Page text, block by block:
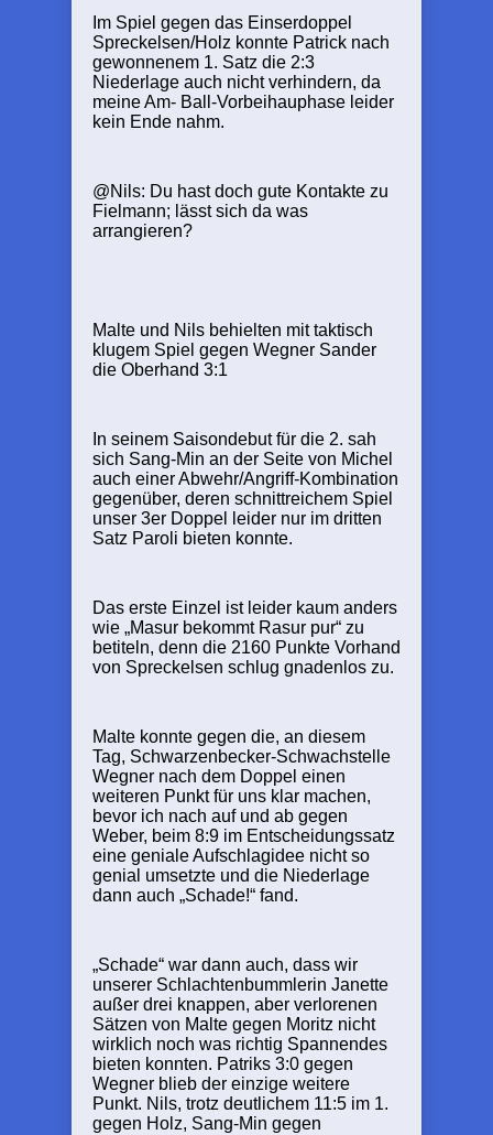
Im Spiel gegen das Einserdoppel
Spreckelsen/Holz konnte Patrick nach
gewonnenem 1. Satz die 2:3
Niederlage auch nicht verhindern, da
meine Am- Ball-Vorbeihauphase leider
kein Ende nahm.
@Nils: Du hast doch gute Kontakte zu
Fielmann; lässt sich da was
arrangieren?
Malte und Nils behielten mit taktisch
klugem Spiel gegen Wegner Sander
die Oberhand 3:1
In seinem Saisondebut für die 2. sah
sich Sang-Min an der Seite von Michel
auch einer Abwehr/Angriff-Kombination
gegenüber, deren schnittreichem Spiel
unser 3er Doppel leider nur im dritten
Satz Paroli bieten konnte.
Das erste Einzel ist leider kaum anders
wie „Masur bekommt Rasur pur“ zu
betiteln, denn die 2160 Punkte Vorhand
von Spreckelsen schlug gnadenlos zu.
Malte konnte gegen die, an diesem
Tag, Schwarzenbecker-Schwachstelle
Wegner nach dem Doppel einen
weiteren Punkt für uns klar machen,
bevor ich nach auf und ab gegen
Weber, beim 8:9 im Entscheidungssatz
eine geniale Aufschlagidee nicht so
genial umsetzte und die Niederlage
dann auch „Schade!“ fand.
„Schade“ war dann auch, dass wir
unserer Schlachtenbummlerin Janette
außer drei knappen, aber verlorenen
Sätzen von Malte gegen Moritz nicht
wirklich noch was richtig Spannendes
bieten konnten. Patriks 3:0 gegen
Wegner blieb der einzige weitere
Punkt. Nils, trotz deutlichem 11:5 im 1.
gegen Holz, Sang-Min gegen